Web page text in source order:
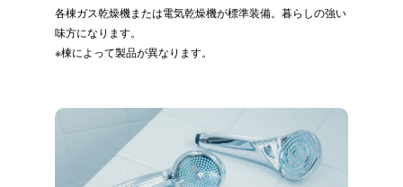
各棟ガス乾燥機または電気乾燥機が標準装備。暮らしの強い
味方になります。
※棟によって製品が異なります。